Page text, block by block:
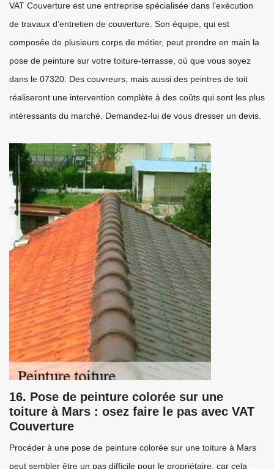
VAT Couverture est une entreprise spécialisée dans l’exécution
de travaux d’entretien de couverture. Son équipe, qui est
composée de plusieurs corps de métier, peut prendre en main la
pose de peinture sur votre toiture-terrasse, où que vous soyez
dans le 07320. Des couvreurs, mais aussi des peintres de toit
réaliseront une intervention complète à des coûts qui sont les plus
intéressants du marché. Demandez-lui de vous dresser un devis.
16. Pose de peinture colorée sur une
toiture à Mars : osez faire le pas avec VAT
Couverture
Procéder à une pose de peinture colorée sur une toiture à Mars
peut sembler être un pas difficile pour le propriétaire, car cela